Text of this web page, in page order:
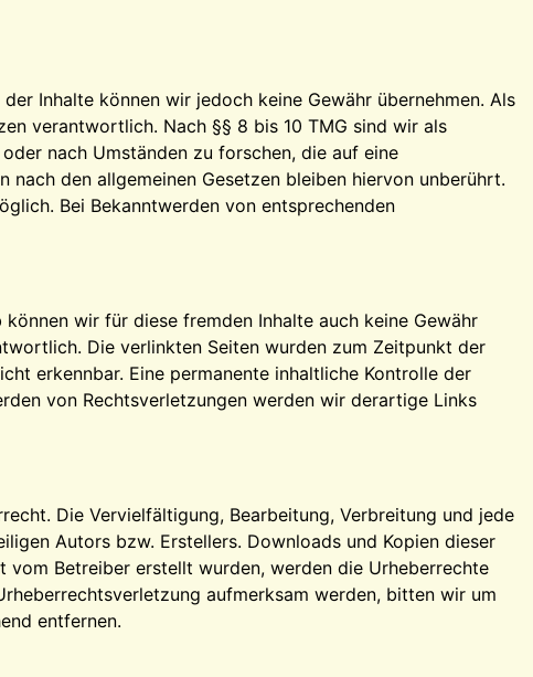
Inhalte können wir jedoch keine Gewähr übernehmen. Als
verantwortlich. Nach §§ 8 bis 10 TMG sind wir als
nach Umständen zu forschen, die auf eine
den allgemeinen Gesetzen bleiben hiervon unberührt.
Bei Bekanntwerden von entsprechenden
wir für diese fremden Inhalte auch keine Gewähr
Die verlinkten Seiten wurden zum Zeitpunkt der
erkennbar. Eine permanente inhaltliche Kontrolle der
von Rechtsverletzungen werden wir derartige Links
Die Vervielfältigung, Bearbeitung, Verbreitung und jede
Autors bzw. Erstellers. Downloads und Kopien dieser
Betreiber erstellt wurden, werden die Urheberrechte
aufmerksam werden, bitten wir um
entfernen.